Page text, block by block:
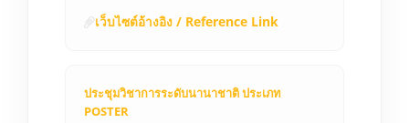
เว็บไซต์อ้างอิง / Reference Link
ประชุมวิชาการระดับนานาชาติ ประเภท
POSTER